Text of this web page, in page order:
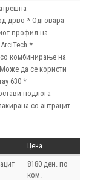
дрво * Одговара
профил на
*
комбинирање на
да се користи
630 *
подлога
со антрацит
Цена
8180 ден. по
ком.